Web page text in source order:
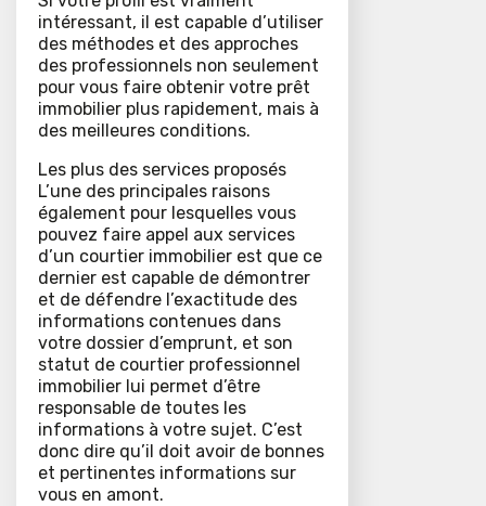
intéressant, il est capable d’utiliser
des méthodes et des approches
des professionnels non seulement
pour vous faire obtenir votre prêt
immobilier plus rapidement, mais à
des meilleures conditions.
Les plus des services proposés
L’une des principales raisons
également pour lesquelles vous
pouvez faire appel aux services
d’un courtier immobilier est que ce
dernier est capable de démontrer
et de défendre l’exactitude des
informations contenues dans
votre dossier d’emprunt, et son
statut de courtier professionnel
immobilier lui permet d’être
responsable de toutes les
informations à votre sujet. C’est
donc dire qu’il doit avoir de bonnes
et pertinentes informations sur
vous en amont.